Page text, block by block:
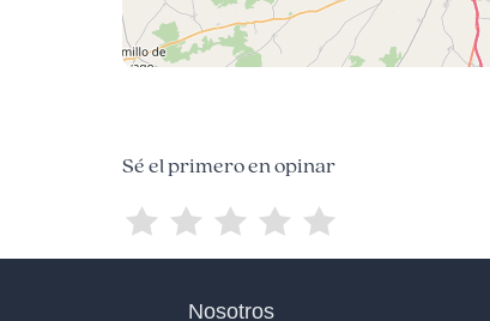
Sé el primero en opinar
Nosotros